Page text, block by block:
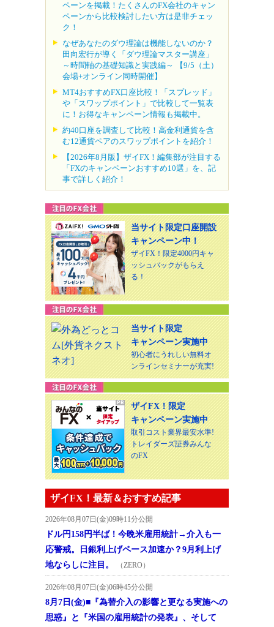
ペーンを掲載！たくさんのFX会社のキャン
ペーンから比較検討したい方は是非チェッ
ク！
なぜあなたのダウ理論は機能しないのか？
田向宏行が導く「ダウ理論マスター講座」
～時間軸の基礎知識と実践編～ 【9/5（土）
会場+オンライン同時開催】
MT4おすすめFX口座比較！「スプレッド」
や「スワップポイント」で比較して一覧表
に！お得なキャンペーン情報も掲載中。
約40口座を調査して比較！高金利通貨を含
む12通貨ペアのスワップポイントを紹介！
【2026年8月版】ザイFX！編集部が注目する
「FXのキャンペーンおすすめ10選」を、記
事で詳しく紹介！
当サイト限定口座開設
キャンペーン中！
ザイFX！限定4000円キャ
ッシュバックがもらえ
る！
当サイト限定
キャンペーン実施中
初心者にうれしい無料オ
ンラインセミナーが充実!
ザイFX！限定
キャンペーン実施中
取引コスト業界最安水準!
トレイダーズ証券みんな
のFX
ザイFX！最新＆おすすめ記事
2026年08月07日(金)09時11分公開
ドル円158円半ば！今晩米雇用統計→介入も一
応警戒。日銀利上げペース加速か？9月利上げ
地ならしに注目。
（ZERO）
2026年08月07日(金)06時45分公開
8月7日(金)■『為替介入の影響と更なる実施への
思惑』と『米国の雇用統計の発表』、そして